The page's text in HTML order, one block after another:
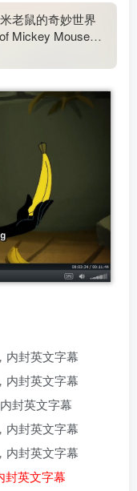
老鼠的奇妙世界
Mickey Mouse》
清英文动画片带
下载
内封英文字幕
内封英文字幕
封英文字幕
内封英文字幕
内封英文字幕
封英文字幕